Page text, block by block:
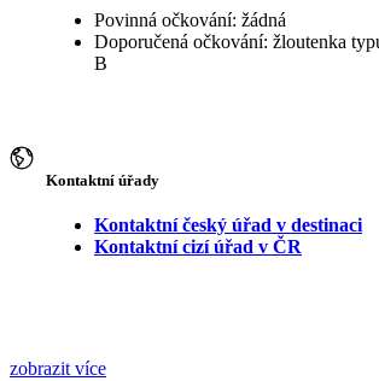
Povinná očkování: žádná
Doporučená očkování: žloutenka
B
Kontaktní úřady
Kontaktní český úřad v destinaci
Kontaktní cizí úřad v ČR
zobrazit více